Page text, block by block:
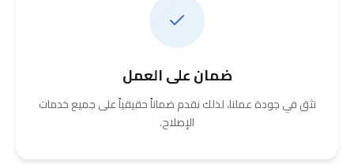
ضمان على العمل
نثق في جودة عملنا، لذلك نقدم ضماناً حقيقياً على جميع خدمات
الإصلاح.